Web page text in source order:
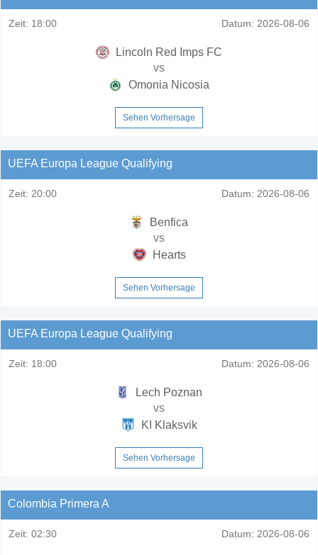
Zeit: 18:00 Datum: 2026-08-06
Lincoln Red Imps FC
vs
Omonia Nicosia
Sehen Vorhersage
UEFA Europa League Qualifying
Zeit: 20:00 Datum: 2026-08-06
Benfica
vs
Hearts
Sehen Vorhersage
UEFA Europa League Qualifying
Zeit: 18:00 Datum: 2026-08-06
Lech Poznan
vs
KI Klaksvik
Sehen Vorhersage
Colombia Primera A
Zeit: 02:30 Datum: 2026-08-06